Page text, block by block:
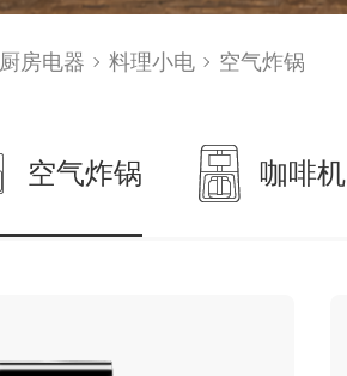
厨房电器 料理小电 空气炸锅
空气炸锅 咖啡机